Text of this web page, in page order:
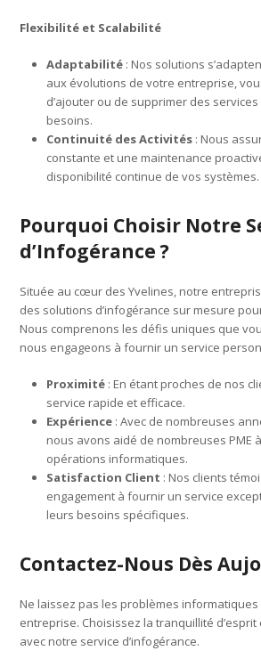
Flexibilité et Scalabilité
Adaptabilité : Nos solutions
aux évolutions de votre entreprise,
d’ajouter ou de supprimer des
besoins.
Continuité des Activités : Nous
constante et une maintenance
disponibilité continue de vos systèmes.
Pourquoi Choisir Notre
d’Infogérance ?
Située au cœur des Yvelines, notre
des solutions d’infogérance sur mesure
Nous comprenons les défis uniques que
nous engageons à fournir un service
Proximité : En étant proches de nos
service rapide et efficace.
Expérience : Avec de nombreuses
nous avons aidé de nombreuses PME
opérations informatiques.
Satisfaction Client : Nos clients
engagement à fournir un service
leurs besoins spécifiques.
Contactez-Nous Dès
Ne laissez pas les problèmes
entreprise. Choisissez la tranquillité
avec notre service d’infogérance.